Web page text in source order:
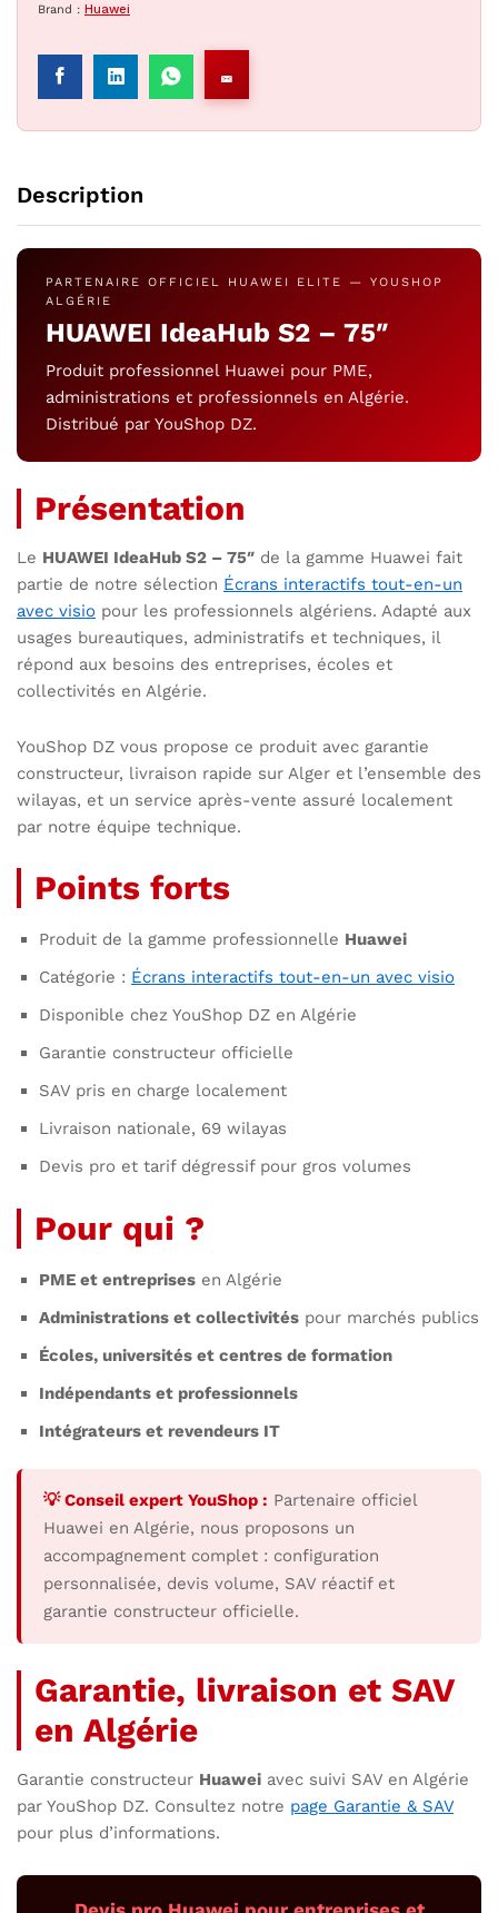
Brand : Huawei
Description
PARTENAIRE OFFICIEL HUAWEI ELITE — YOUSHOP
ALGÉRIE
HUAWEI IdeaHub S2 – 75″
Produit professionnel Huawei pour PME,
administrations et professionnels en Algérie.
Distribué par YouShop DZ.
Présentation
Le HUAWEI IdeaHub S2 – 75″ de la gamme Huawei fait
partie de notre sélection Écrans interactifs tout-en-un
avec visio pour les professionnels algériens. Adapté aux
usages bureautiques, administratifs et techniques, il
répond aux besoins des entreprises, écoles et
collectivités en Algérie.
YouShop DZ vous propose ce produit avec garantie
constructeur, livraison rapide sur Alger et l’ensemble des
wilayas, et un service après-vente assuré localement
par notre équipe technique.
Points forts
Produit de la gamme professionnelle Huawei
Catégorie : Écrans interactifs tout-en-un avec visio
Disponible chez YouShop DZ en Algérie
Garantie constructeur officielle
SAV pris en charge localement
Livraison nationale, 69 wilayas
Devis pro et tarif dégressif pour gros volumes
Pour qui ?
PME et entreprises en Algérie
Administrations et collectivités pour marchés publics
Écoles, universités et centres de formation
Indépendants et professionnels
Intégrateurs et revendeurs IT
💡 Conseil expert YouShop : Partenaire officiel
Huawei en Algérie, nous proposons un
accompagnement complet : configuration
personnalisée, devis volume, SAV réactif et
garantie constructeur officielle.
Garantie, livraison et SAV
en Algérie
Garantie constructeur Huawei avec suivi SAV en Algérie
par YouShop DZ. Consultez notre page Garantie & SAV
pour plus d’informations.